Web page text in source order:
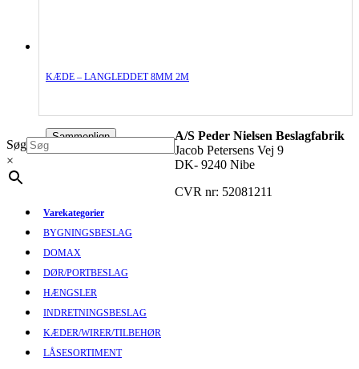
KÆDE – LANGLEDDET 8MM 2M
Sammenlign
Søg
×
Varekategorier
BYGNINGSBESLAG
DOMAX
DØR/PORTBESLAG
HÆNGSLER
INDRETNINGSBESLAG
KÆDER/WIRER/TILBEHØR
LÅSESORTIMENT
A/S Peder Nielsen Beslagfabrik
Jacob Petersens Vej 9
DK- 9240 Nibe
CVR nr: 52081211